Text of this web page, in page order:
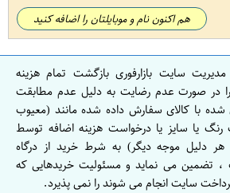
هم اکنون نام و موبایلتان را اضافه کنید
مدیریت سایت بازارفوری بازگشت تمام هزینه
در صورت عدم رضایت به دلیل عدم مطابقت
شده با کالای سفارش داده شده مانند (معیوب
رنگ یا سایز یا درخواست هزینه اضافه توسط
هر دلیل موجه دیگر) به شرط خرید از درگاه
تضمین می نماید و مسئولیت خریدهایی که
سایت انجام می شوند را نمی پذیرد.